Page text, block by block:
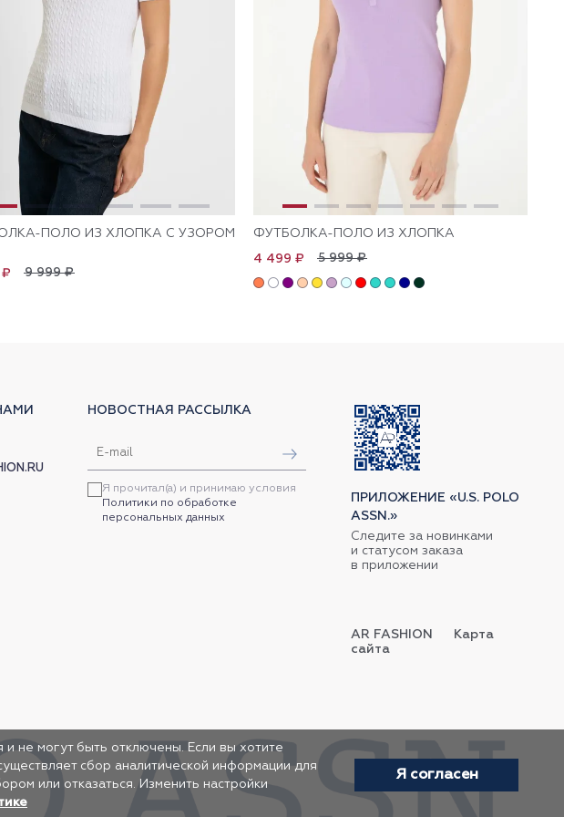
ПОЛО ИЗ ХЛОПКА С УЗОРОМ
9 999 ₽
₽
ФУТБОЛКА-ПОЛО ИЗ ХЛОПКА
5 999 ₽
4 499 ₽
НОВОСТНАЯ РАССЫЛКА
Я прочитал(а) и принимаю условия
Политики по обработке
персональных данных
ПРИЛОЖЕНИЕ «U.S. POLO
ASSN.»
Следите за новинками
и статусом заказа
в приложении
AR FASHION
Карта
сайта
и не могут быть отключены. Если вы хотите
сбор аналитической информации для
или отказаться. Изменить настройки
Я согласен